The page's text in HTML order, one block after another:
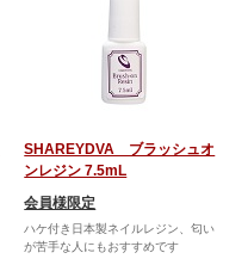
SHAREYDVA ブラッシュオ
ンレジン 7.5mL
会員様限定
ハケ付き日本製ネイルレジン、匂い
が苦手な人にもおすすめです